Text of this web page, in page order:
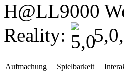
H@LL9000
Reality:
5,0,
Aufmachung Spielbarkeit